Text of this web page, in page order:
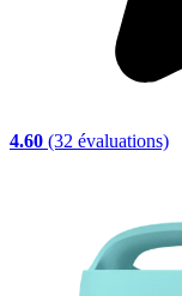
4.60 (32 évaluations)